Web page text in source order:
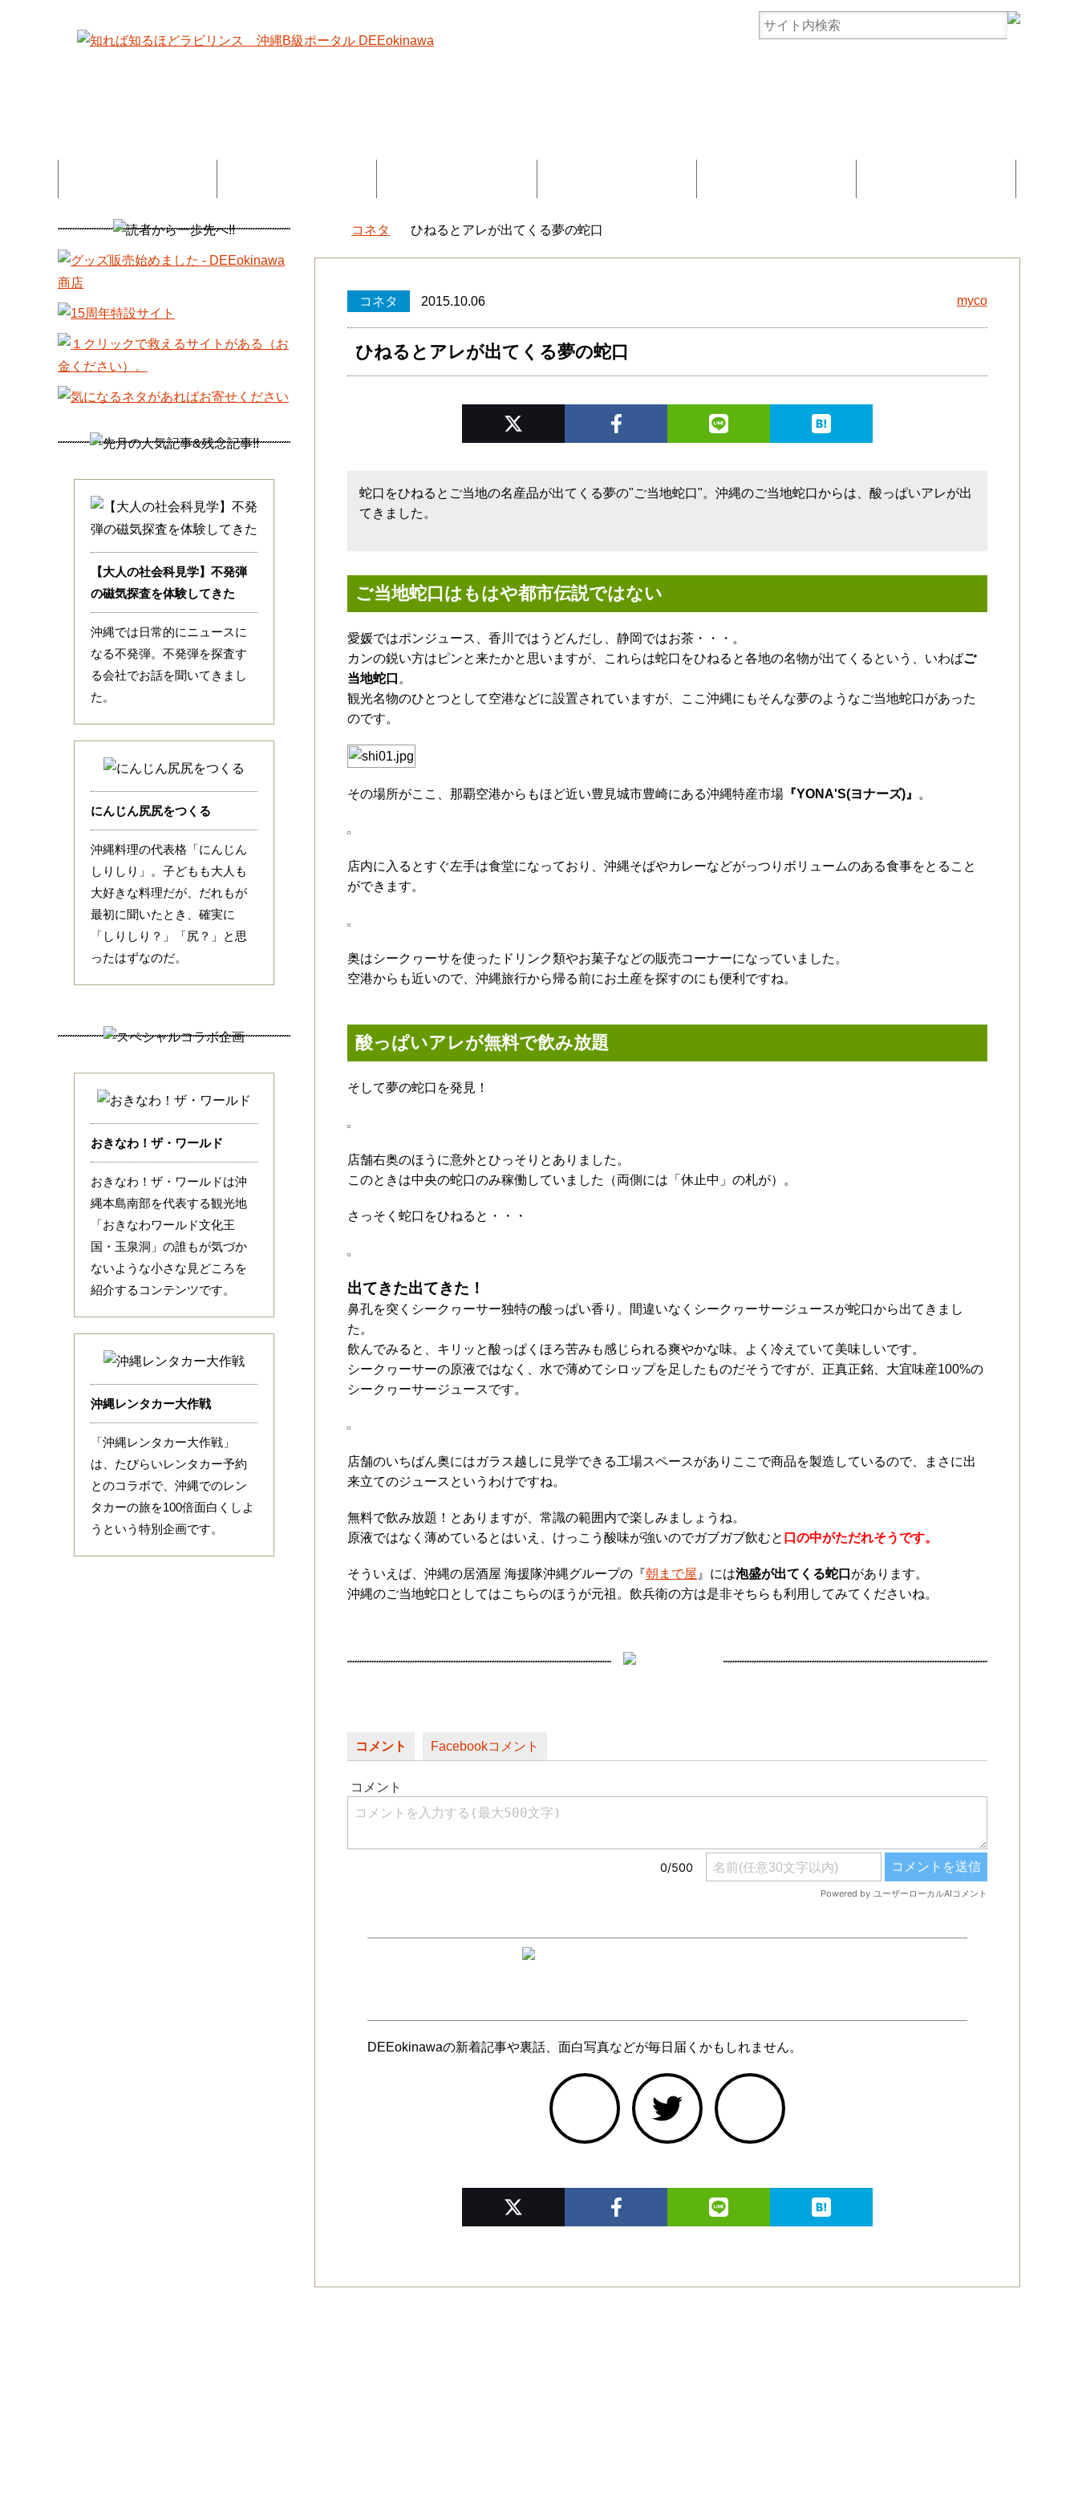
DEEokinawaトップ
コネタ ひねるとアレが出てくる夢の蛇口
コネタ 2015.10.06 myco
ひねるとアレが出てくる夢の蛇口
蛇口をひねるとご当地の名産品が出てくる夢の"ご当地蛇口"。沖縄のご当地蛇口からは、酸っぱいアレが出
てきました。
ご当地蛇口はもはや都市伝説ではない
愛媛ではポンジュース、香川ではうどんだし、静岡ではお茶・・・。
カンの鋭い方はピンと来たかと思いますが、これらは蛇口をひねると各地の名物が出てくるという、いわばご
当地蛇口 。
観光名物のひとつとして空港などに設置されていますが、ここ沖縄にもそんな夢のようなご当地蛇口があった
のです。
その場所がここ、那覇空港からもほど近い豊見城市豊崎にある沖縄特産市場 『YONA'S(ヨナーズ)』 。
店内に入るとすぐ左手は食堂になっており、沖縄そばやカレーなどがっつりボリュームのある食事をとること
ができます。
奥はシークヮーサを使ったドリンク類やお菓子などの販売コーナーになっていました。
空港からも近いので、沖縄旅行から帰る前にお土産を探すのにも便利ですね。
酸っぱいアレが無料で飲み放題
そして夢の蛇口を発見！
店舗右奥のほうに意外とひっそりとありました。
このときは中央の蛇口のみ稼働していました（両側には「休止中」の札が）。
さっそく蛇口をひねると・・・
出てきた出てきた！
鼻孔を突くシークヮーサー独特の酸っぱい香り。間違いなくシークヮーサージュースが蛇口から出てきまし
た。
飲んでみると、キリッと酸っぱくほろ苦みも感じられる爽やかな味。よく冷えていて美味しいです。
シークヮーサーの原液ではなく、水で薄めてシロップを足したものだそうですが、正真正銘、大宜味産100%の
シークヮーサージュースです。
店舗のいちばん奥にはガラス越しに見学できる工場スペースがありここで商品を製造しているので、まさに出
来立てのジュースというわけですね。
無料で飲み放題！とありますが、常識の範囲内で楽しみましょうね。
原液ではなく薄めているとはいえ、けっこう酸味が強いのでガブガブ飲むと 口の中がただれそうです。
そういえば、沖縄の居酒屋 海援隊沖縄グループの『朝まで屋 』には泡盛が出てくる蛇口 があります。
沖縄のご当地蛇口としてはこちらのほうが元祖。飲兵衛の方は是非そちらも利用してみてくださいね。
コメント Facebookコメント
DEEokinawaの新着記事や裏話、面白写真などが毎日届くかもしれません。
【大人の社会科見学】不発弾
の磁気探査を体験してきた
沖縄では日常的にニュースに
なる不発弾。不発弾を探査す
る会社でお話を聞いてきまし
た。
にんじん尻尻をつくる
沖縄料理の代表格「にんじん
しりしり」。子どもも大人も
大好きな料理だが、だれもが
最初に聞いたとき、確実に
「しりしり？」「尻？」と思
ったはずなのだ。
おきなわ！ザ・ワールド
おきなわ！ザ・ワールドは沖
縄本島南部を代表する観光地
「おきなわワールド文化王
国・玉泉洞」の誰もが気づか
ないような小さな見どころを
紹介するコンテンツです。
沖縄レンタカー大作戦
「沖縄レンタカー大作戦」
は、たびらいレンタカー予約
とのコラボで、沖縄でのレン
タカーの旅を100倍面白くしよ
うという特別企画です。